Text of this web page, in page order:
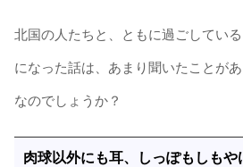
北国の人たちと、ともに過ごしてい
になった話は、あまり聞いたことが
なのでしょうか？
肉球以外にも耳、しっぽもしもや